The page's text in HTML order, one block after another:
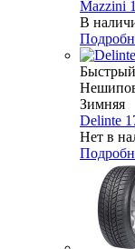
Mazzini
В
Зимняя
Delinte
Нет в